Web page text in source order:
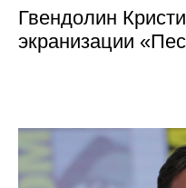
Гвендолин
экранизации